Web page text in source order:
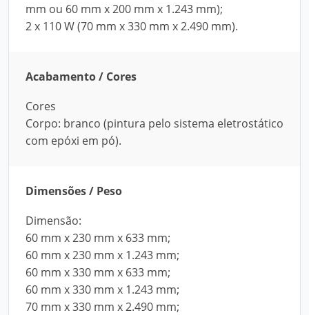
mm ou 60 mm x 200 mm x 1.243 mm);
2 x 110 W (70 mm x 330 mm x 2.490 mm).
Acabamento / Cores
Cores
Corpo: branco (pintura pelo sistema eletrostático
com epóxi em pó).
Dimensões / Peso
Dimensão:
60 mm x 230 mm x 633 mm;
60 mm x 230 mm x 1.243 mm;
60 mm x 330 mm x 633 mm;
60 mm x 330 mm x 1.243 mm;
70 mm x 330 mm x 2.490 mm;